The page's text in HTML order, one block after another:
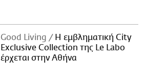
Good Living
Η εμβληματική City
Exclusive Collection της Le Labo
έρχεται στην Αθήνα